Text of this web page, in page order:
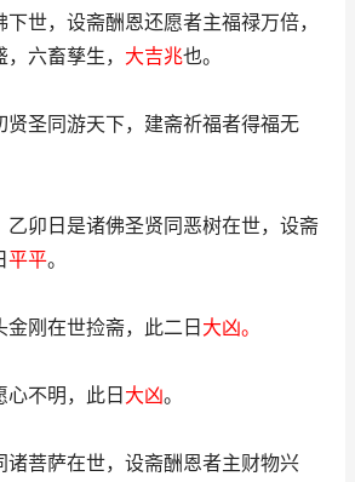
世，设斋酬恩还愿者主福禄万倍，
六畜孳生， 大吉兆也。
贤圣同游天下，建斋祈福者得福无
乙卯日是诸佛圣贤同恶树在世，设斋
平平。
金刚在世捡斋，此二日大凶。
心不明，此日大凶。
诸菩萨在世，设斋酬恩者主财物兴